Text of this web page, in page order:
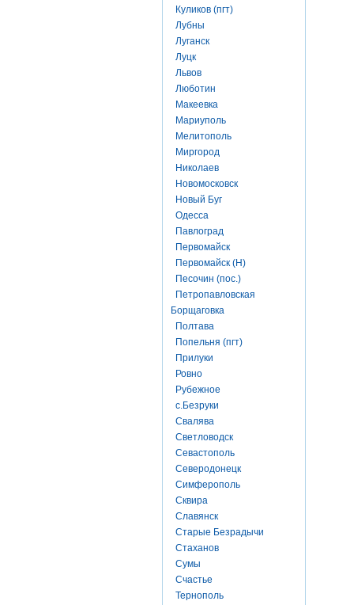
Куликов (пгт)
Лубны
Луганск
Луцк
Львов
Люботин
Макеевка
Мариуполь
Мелитополь
Миргород
Николаев
Новомосковск
Новый Буг
Одесса
Павлоград
Первомайск
Первомайск (Н)
Песочин (пос.)
Петропавловская
Борщаговка
Полтава
Попельня (пгт)
Прилуки
Ровно
Рубежное
с.Безруки
Свалява
Светловодск
Севастополь
Северодонецк
Симферополь
Сквира
Славянск
Старые Безрадычи
Стаханов
Сумы
Счастье
Тернополь